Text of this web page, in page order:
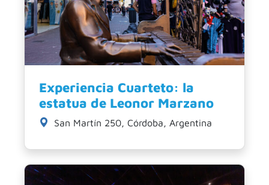
Experiencia Cuarteto: la
estatua de Leonor Marzano
San Martín 250, Córdoba, Argentina